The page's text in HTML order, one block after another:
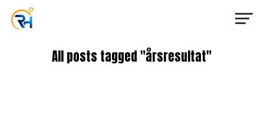
All posts tagged "årsresultat"